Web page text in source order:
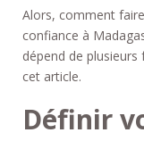
Alors, comment
confiance à
dépend de
cet article.
Définir